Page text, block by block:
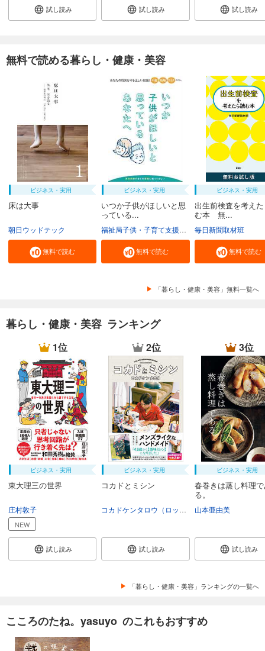
試し読み 試し読み 試し読み
無料で読める暮らし・健康・美容
ビジネス・実用
床は大事
朝日ウッドテック
無料で読む
ビジネス・実用
いつか子供がほしいと思
っている...
福祉局子供・子育て支援部家庭支援課 東京都
無料で読む
ビジネス・実用
出生前検査を考え
む本 無...
毎日新聞取材班
無料で読む
「暮らし・健康・美容」無料一覧へ
暮らし・健康・美容 ランキング
1位
ビジネス・実用
東大理三の世界
庄村敦子
NEW
試し読み
2位
ビジネス・実用
コカドとミシン
試し読み
3位
ビジネス・実用
春巻きは蒸し料理
る。
山本亜由美
試し読み
「暮らし・健康・美容」ランキングの一覧へ
こころのたね。yasuyo のこれもおすすめ